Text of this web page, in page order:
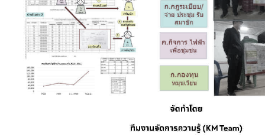
6 เดือน
รายงานผลการใช้จ่ายงบประมาณประจำปี
รายงานผลการดำเนินงานประจำปี
รายงานการกำกับติดตามการดำเนินงานประจำปี
รายงานงบการเงินสำนักงานปลัดกระทรวงพลังงาน